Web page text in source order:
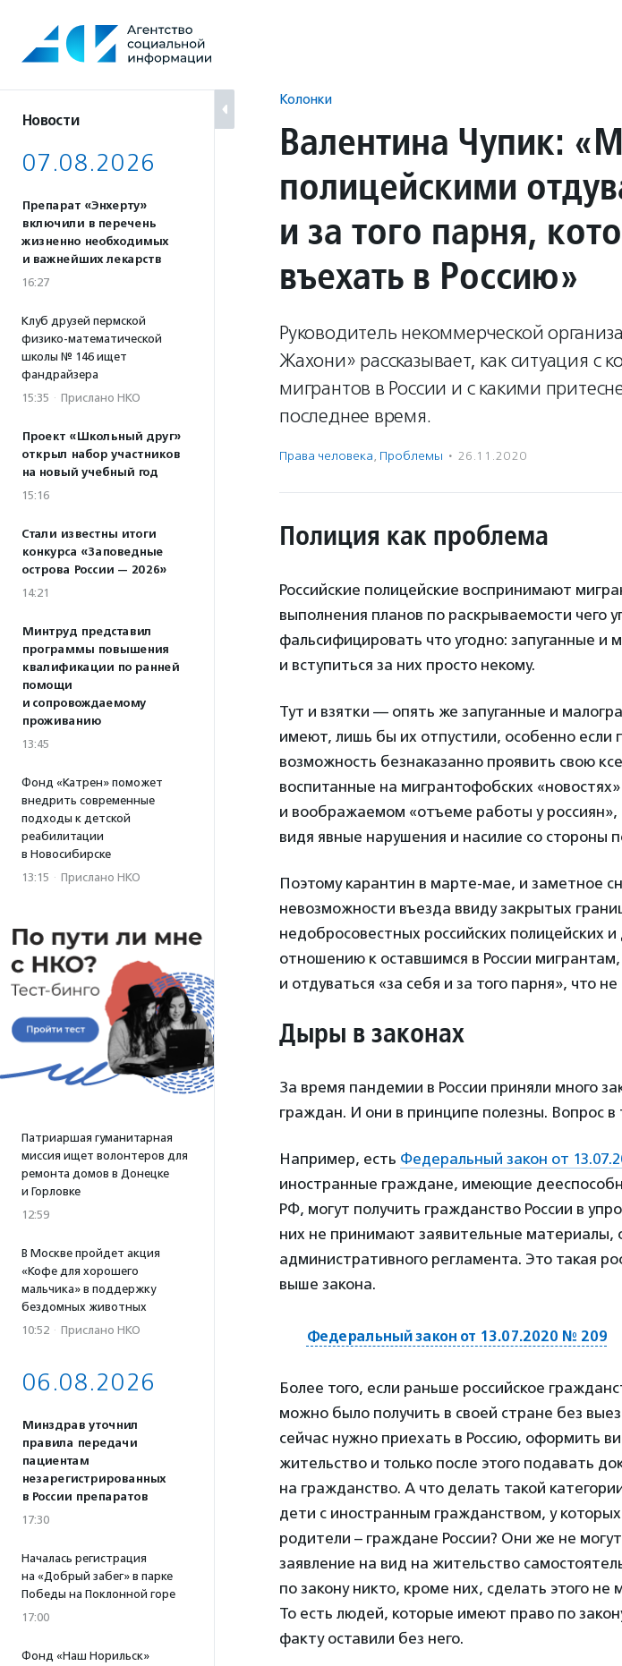
содержанию
Новости
07.08.2026
Препарат «Энхерту»
включили в перечень
жизненно необходимых
и важнейших лекарств
16:27
Клуб друзей пермской
физико-математической
школы № 146 ищет
фандрайзера
15:35 · Прислано НКО
Проект «Школьный друг»
открыл набор участников
на новый учебный год
15:16
Стали известны итоги
конкурса «Заповедные
острова России — 2026»
14:21
Минтруд представил
программы повышения
квалификации по ранней
помощи
и сопровождаемому
проживанию
13:45
Фонд «Катрен» поможет
внедрить современные
подходы к детской
реабилитации
в Новосибирске
13:15 · Прислано НКО
Патриаршая гуманитарная
миссия ищет волонтеров для
ремонта домов в Донецке
и Горловке
12:59
В Москве пройдет акция
«Кофе для хорошего
мальчика» в поддержку
бездомных животных
10:52 · Прислано НКО
06.08.2026
Минздрав уточнил
правила передачи
пациентам
незарегистрированных
в России препаратов
17:30
Началась регистрация
на «Добрый забег» в парке
Победы на Поклонной горе
17:00
Фонд «Наш Норильск»
Колонки
Валентина Чупик:
полицейскими
и за того парня,
въехать в Россию»
Руководитель некоммерческой
Жахони» рассказывает, как ситуация с
мигрантов в России и с какими
последнее время.
Права человека, Проблемы · 26.11.2020
Полиция как проблема
Российские полицейские воспринимают
выполнения планов по раскрываемости чего
фальсифицировать что угодно: запуганные
и вступиться за них просто некому.
Тут и взятки — опять же запуганные и
имеют, лишь бы их отпустили, особенно если
возможность безнаказанно проявить свою
воспитанные на мигрантофобских
и воображаемом «отъеме работы у
видя явные нарушения и насилие со стороны
Поэтому карантин в марте-мае, и заметное
невозможности въезда ввиду закрытых
недобросовестных российских полицейских
отношению к оставшимся в России
и отдуваться «за себя и за того парня», что
Дыры в законах
За время пандемии в России приняли много
граждан. И они в принципе полезны. Вопрос в
Например, есть Федеральный закон от
иностранные граждане, имеющие
РФ, могут получить гражданство России в
них не принимают заявительные материалы,
административного регламента. Это такая
выше закона.
Федеральный закон от 13.07.2020 № 209
Более того, если раньше российское
можно было получить в своей стране без
сейчас нужно приехать в Россию, оформить
жительство и только после этого подавать
на гражданство. А что делать такой
дети с иностранным гражданством, у которых
родители – граждане России? Они же не
заявление на вид на жительство
по закону никто, кроме них, сделать этого не
То есть людей, которые имеют право по
факту оставили без него.